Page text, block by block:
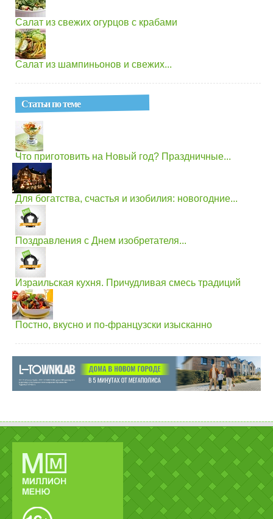
Салат из свежих огурцов с крабами
Салат из шампиньонов и свежих...
Статьи по теме
Что приготовить на Новый год? Праздничные...
Для богатства, счастья и изобилия: новогодние...
Поздравления с Днем изобретателя...
Израильская кухня. Причудливая смесь традиций
Постно, вкусно и по-французски изысканно